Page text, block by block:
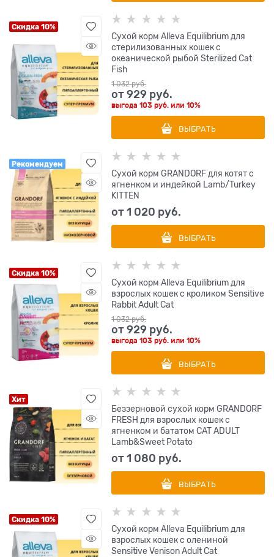
Скидка 10%
Сухой корм Alleva Equilibrium для
стерилизованных кошек с
океанической рыбой Sterilized Cat
Fish
1 032 руб.
от929 руб.
выгода103 руб. или10%
ВЫБРАТЬ
Рекомендуем
Сухой корм GRANDORF для котят с
ягненком и индейкой Lamb/Turkey
KITTEN
от1 020 руб.
ВЫБРАТЬ
Скидка 10%
Сухой корм Alleva Equilibrium для
взрослых кошек с кроликом Sensitive
Rabbit Adult Cat
1 032 руб.
от929 руб.
выгода103 руб. или10%
ВЫБРАТЬ
Хит
Беззерновой cухой корм GRANDORF
FRESH для взрослых кошек с
ягненком и бататом CAT ADULT
Lamb&Sweet Potato
от1 080 руб.
ВЫБРАТЬ
Скидка 10%
Сухой корм Alleva Equilibrium для
взрослых кошек с олениной
Sensitive Venison Adult Cat